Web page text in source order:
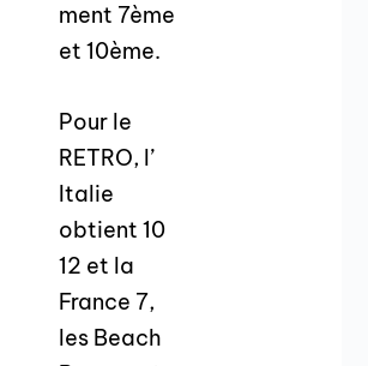
ment 7ème
et 10ème.
Pour le
RETRO, l’
Italie
obtient 10
12 et la
France 7,
les Beach